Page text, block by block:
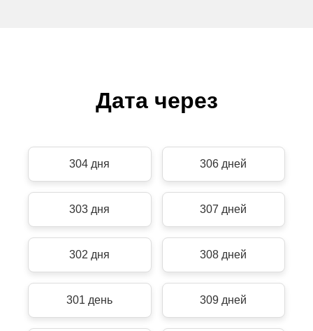
Дата через
304 дня 306 дней
303 дня 307 дней
302 дня 308 дней
301 день 309 дней